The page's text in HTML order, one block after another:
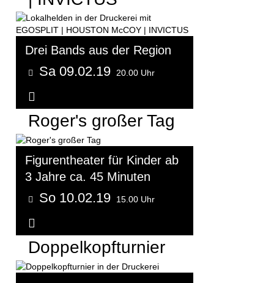
Drei Bands aus der Region
Sa 09.02.19 20.00 Uhr
Roger's großer Tag
Figurentheater für Kinder ab
3 Jahre ca. 45 Minuten
So 10.02.19 15.00 Uhr
Doppelkopfturnier